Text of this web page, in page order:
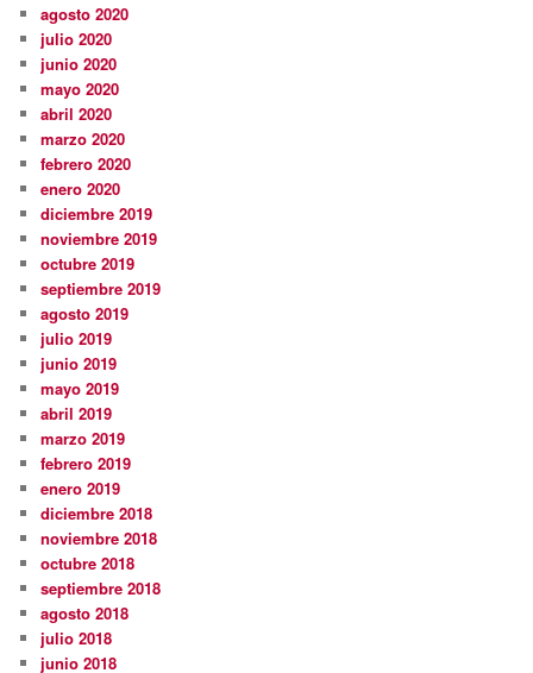
agosto 2020
julio 2020
junio 2020
mayo 2020
abril 2020
marzo 2020
febrero 2020
enero 2020
diciembre 2019
noviembre 2019
octubre 2019
septiembre 2019
agosto 2019
julio 2019
junio 2019
mayo 2019
abril 2019
marzo 2019
febrero 2019
enero 2019
diciembre 2018
noviembre 2018
octubre 2018
septiembre 2018
agosto 2018
julio 2018
junio 2018